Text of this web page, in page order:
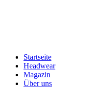
Startseite
Headwear
Magazin
Über uns